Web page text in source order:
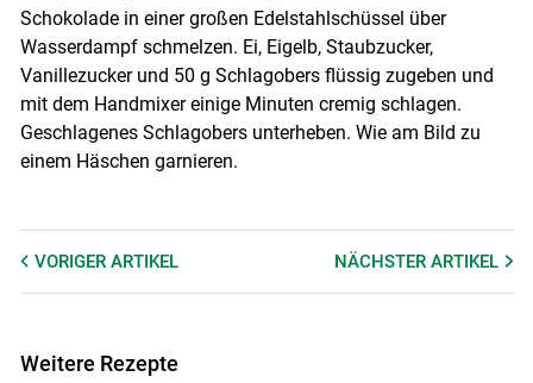
Schokolade in einer großen Edelstahlschüssel über
Wasserdampf schmelzen. Ei, Eigelb, Staubzucker,
Vanillezucker und 50 g Schlagobers flüssig zugeben und
mit dem Handmixer einige Minuten cremig schlagen.
Geschlagenes Schlagobers unterheben. Wie am Bild zu
einem Häschen garnieren.
VORIGER ARTIKEL NÄCHSTERARTIKEL
Weitere Rezepte